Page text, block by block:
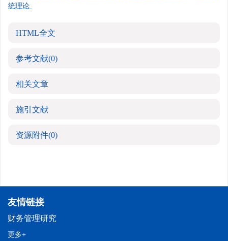
统理论
HTML全文
参考文献(0)
相关文章
施引文献
资源附件(0)
友情链接
财务管理研究
更多+